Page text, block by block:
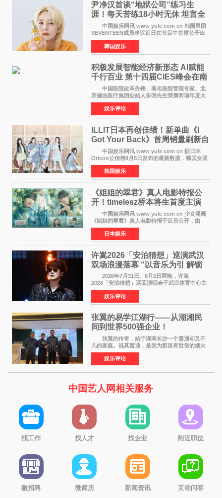
尹净汉首谈“地狱公司”练习生
涯！每天苦练18小时无休 坦言全
靠成员撑过来
中国娱乐网讯 www yule com cn 韩国男团
SEVENTEEN成员净汉近日在节目中首度公开出
道前的残酷练习生经历，并提及经纪公司Pledis
娱乐，引发广泛关注。 在8月2日播出的日本
TBS综艺节目《周
韩国娱乐
积极发展智能经济新形态 Al赋能
千行百业 第十四届CIES峰会在南
京盛大召开
中国医院改革先锋、著名医院管理专家、北
京健临医疗集团创始人朱明先生荣膺两项年度大
奖 2026年7月31日，盛夏金陵，长江之畔，
以重落地·真务实·强链接为主题的2026&lsquo;人
工智能+&rsquo
娱乐评论
ILLIT日本再创佳绩！新单曲《I
Got Your Back》首周销量刷新自
身纪录
中国娱乐网讯 www yule com cn 据日本
Oricon公信榜8月5日发布的最新数据，韩国女团
ILLIT在日本发行的第二张单曲《I Got Your
Back》首周销量达到71,009张，成功跻身最新一
期周单曲排行
韩国娱乐
《姐姐的翠君》真人电影特报公
开！timelesz桥本将生首度主演
12月4日上映
中国娱乐网讯 www yule com cn 少女漫画
《姐姐的翠君》真人电影特报于近日公开，由
timelesz成员桥本将生担任主演，这也是他首次
担任电影主演，引发高度关注。 女高中生咲
苗翠（中岛瑠菜
日本娱乐
许嵩2026「安泊猜想」巡演武汉
双场浪漫落幕 “以音乐为引 解锁
江城记忆”
2026年7月31日、8月2日两晚，许嵩
2026「安泊猜想」巡回演唱会于武汉体育中心主
体育场盛大开唱。许嵩与数万歌迷在此相聚，从
浪漫惬意的舞台设计到充满诚意与惊喜的现场互
动，共同开启了一场关于
娱乐评论
张翼的易学江湖行——从湖湘民
间到世界500强企业！
张翼的传奇，始于湖南长沙一个普通却又不
凡的家庭。说其普通，是因为那里有世俗的烟火
气；说其不凡，是因为家中有一位洞悉天地玄机
的长者——他的爷爷。作为当地的风水师，爷爷
是张翼走进易学
娱乐评论
中国艺人网相关服务
找工作 找人才 找企业 附近职位
微招聘 微简历 新闻资讯 互动问答